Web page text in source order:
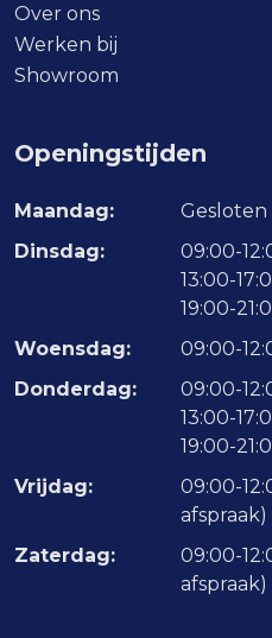
Over ons
Werken bij
Showroom
Openingstijden
Maandag:
Gesloten
Dinsdag:
09:00-
13:00-
19:00-
Woensdag:
09:00-
Donderdag:
09:00-
13:00-
19:00-
Vrijdag:
09:00-
afspraak)
Zaterdag:
09:00-
afspraak)